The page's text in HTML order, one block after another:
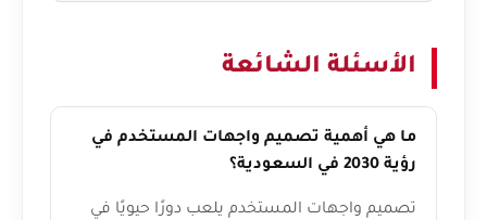
الأسئلة الشائعة
ما هي أهمية تصميم واجهات المستخدم في
رؤية 2030 في السعودية؟
تصميم واجهات المستخدم يلعب دورًا حيويًا في